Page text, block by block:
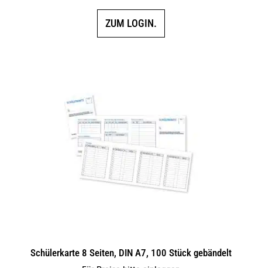
ZUM LOGIN.
Schülerkarte 8 Seiten, DIN A7, 100 Stück gebändelt